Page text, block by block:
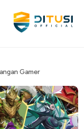
Gamer